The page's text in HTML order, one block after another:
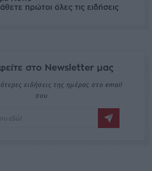
πρώτοι όλες τις ειδήσεις
στο Newsletter μας
ειδήσεις της ημέρας στο email
σου